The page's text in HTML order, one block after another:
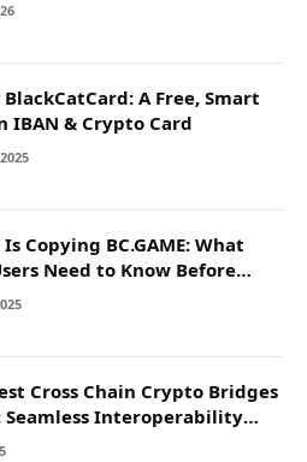
A Free, Smart
IBAN & Crypto Card
Is Copying BC.GAME: What
Need to Know Before
Cross Chain Crypto Bridges
Seamless Interoperability
Networks